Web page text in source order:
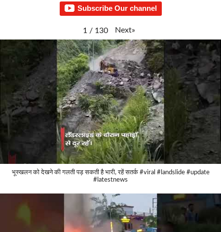
Subscribe Our channel
1 / 130 Next»
भूस्खलन को देखने की गलती पड़ सकती है भारी, रहें सतर्क #viral #landslide #update
#latestnews